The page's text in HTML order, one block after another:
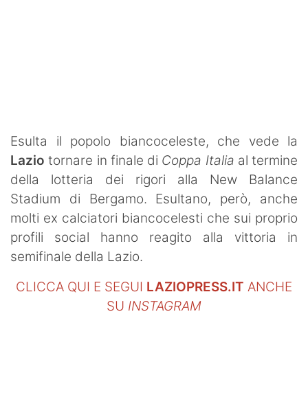
Esulta il popolo biancoceleste, che vede la
Laziotornare in finale di Coppa Italia al termine
della lotteria dei rigori alla New Balance
Stadium di Bergamo. Esultano, però, anche
molti ex calciatori biancocelesti che sui proprio
profili social hanno reagito alla vittoria in
semifinale della Lazio.
CLICCA QUI E SEGUI LAZIOPRESS.IT ANCHE
SU INSTAGRAM